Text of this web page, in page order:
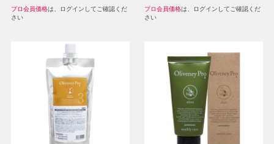
プロ会員価格は、ログインしてご確認くだ
さい
プロ会員価格は、ログインしてご確認くだ
さい